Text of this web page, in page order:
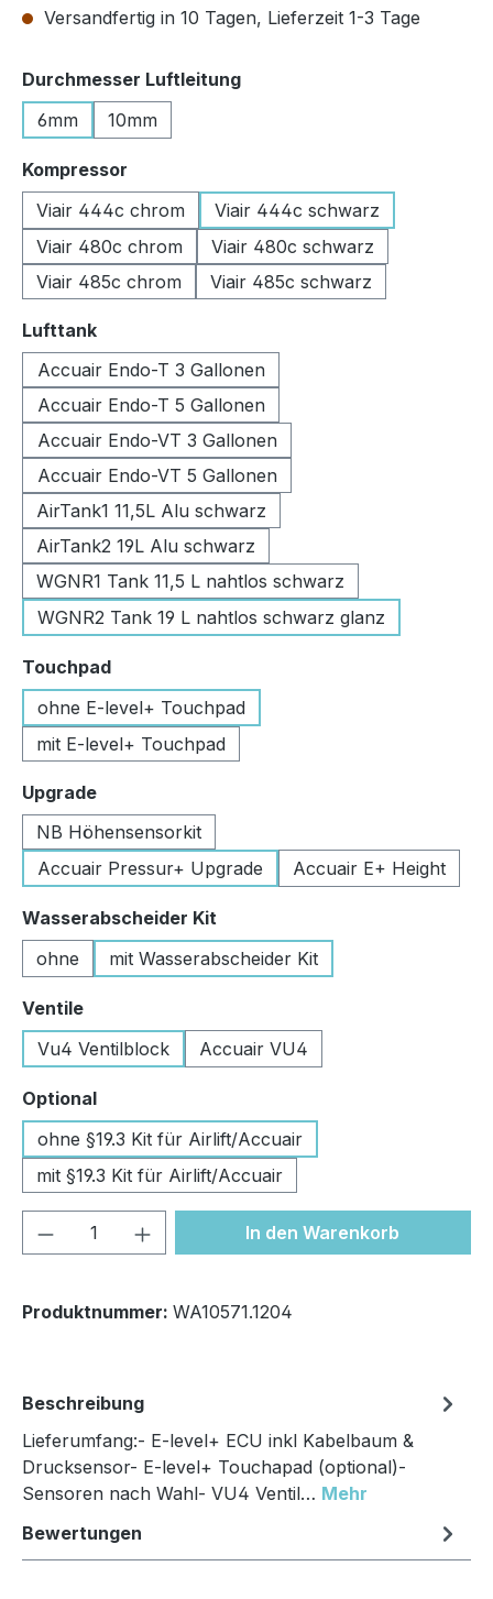
Versandfertig in 10 Tagen, Lieferzeit 1-3 Tage
Durchmesser Luftleitungauswählen
6mm
10mm
Kompressor
Viair 444c chrom
Viair 444c schwarz
Viair 480c chrom
Viair 480c schwarz
Viair 485c chrom
Viair 485c schwarz
Lufttankauswählen
Accuair Endo-T 3 Gallonen
Accuair Endo-T 5 Gallonen
Accuair Endo-VT 3 Gallonen
Accuair Endo-VT 5 Gallonen
AirTank1 11,5L Alu schwarz
AirTank2 19L Alu schwarz
WGNR1 Tank 11,5 L nahtlos schwarz
WGNR2 Tank 19 L nahtlos schwarz glanz
Touchpadauswählen
ohne E-level+ Touchpad
mit E-level+ Touchpad
Upgradeauswählen
NB Höhensensorkit
Accuair Pressur+ Upgrade
Accuair E+ Height
Wasserabscheider Kit
ohne
mit Wasserabscheider Kit
Ventileauswählen
Vu4 Ventilblock
Accuair VU4
Optionalauswählen
ohne §19.3 Kit für Airlift/Accuair
mit §19.3 Kit für Airlift/Accuair
Produkt Anzahl: Gib denIn den Warenkorb
Produktnummer: WA10571.1204
Beschreibung
Lieferumfang:- E-level+ ECU inkl Kabelbaum &
Drucksensor- E-level+ Touchapad (optional)-
Sensoren nach Wahl- VU4 Ventil… Mehr
Bewertungen